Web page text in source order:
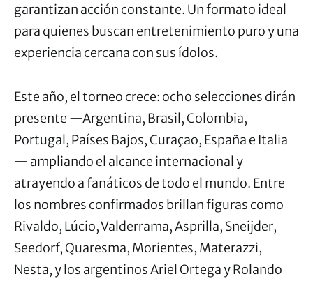
garantizan acción constante. Un formato ideal
para quienes buscan entretenimiento puro y una
experiencia cercana con sus ídolos.
Este año, el torneo crece: ocho selecciones dirán
presente —Argentina, Brasil, Colombia,
Portugal, Países Bajos, Curaçao, España e Italia
— ampliando el alcance internacional y
atrayendo a fanáticos de todo el mundo. Entre
los nombres confirmados brillan figuras como
Rivaldo, Lúcio, Valderrama, Asprilla, Sneijder,
Seedorf, Quaresma, Morientes, Materazzi,
Nesta, y los argentinos Ariel Ortega y Rolando